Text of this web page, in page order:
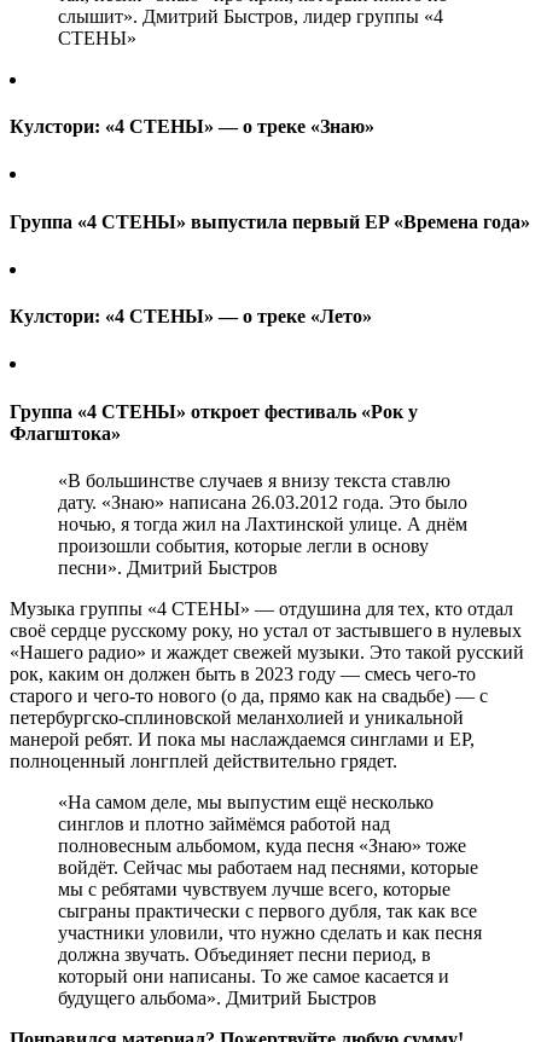
слышит». Дмитрий Быстров, лидер группы «4
СТЕНЫ»
Кулстори: «4 СТЕНЫ» — о треке «Знаю»
Группа «4 СТЕНЫ» выпустила первый EP «Времена года»
Кулстори: «4 СТЕНЫ» — о треке «Лето»
Группа «4 СТЕНЫ» откроет фестиваль «Рок у
Флагштока»
«В большинстве случаев я внизу текста ставлю
дату. «Знаю» написана 26.03.2012 года. Это было
ночью, я тогда жил на Лахтинской улице. А днём
произошли события, которые легли в основу
песни». Дмитрий Быстров
Музыка группы «4 СТЕНЫ» — отдушина для тех, кто отдал
своё сердце русскому року, но устал от застывшего в нулевых
«Нашего радио» и жаждет свежей музыки. Это такой русский
рок, каким он должен быть в 2023 году — смесь чего-то
старого и чего-то нового (о да, прямо как на свадьбе) — с
петербургско-сплиновской меланхолией и уникальной
манерой ребят. И пока мы наслаждаемся синглами и EP,
полноценный лонгплей действительно грядет.
«На самом деле, мы выпустим ещё несколько
синглов и плотно займёмся работой над
полновесным альбомом, куда песня «Знаю» тоже
войдёт. Сейчас мы работаем над песнями, которые
мы с ребятами чувствуем лучше всего, которые
сыграны практически с первого дубля, так как все
участники уловили, что нужно сделать и как песня
должна звучать. Объединяет песни период, в
который они написаны. То же самое касается и
будущего альбома». Дмитрий Быстров